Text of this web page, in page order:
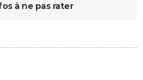
à ne pas rater